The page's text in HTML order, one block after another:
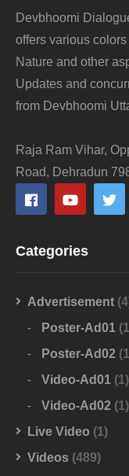
Devbhoomi
offers various
Nature and other
Updates and
from Devbhoomi
Raja Ram Vihar,
Road, Dehradun
Categories
Advertisement
Poster-Ad01
Poster-Ad02
Video-Ad01 (1)
Video-Ad02 (1)
Live Video (1)
Videos (489)